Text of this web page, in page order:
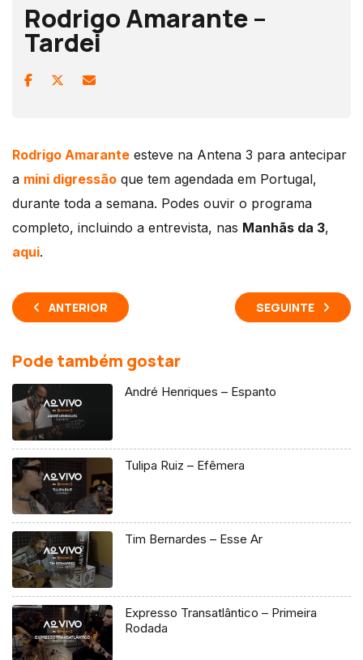
Rodrigo Amarante –
Tardei
Rodrigo Amarante esteve na Antena 3 para antecipar
a mini digressão que tem agendada em Portugal,
durante toda a semana. Podes ouvir o programa
completo, incluindo a entrevista, nas Manhãs da 3,
aqui.
ANTERIOR SEGUINTE
Pode também gostar
André Henriques – Espanto
Tulipa Ruiz – Efêmera
Tim Bernardes – Esse Ar
Expresso Transatlântico – Primeira
Rodada